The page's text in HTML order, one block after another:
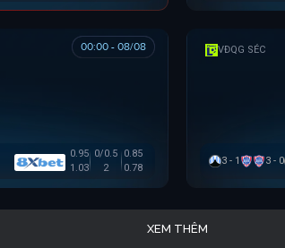
00:00 - 08/08
0.95 0/0.5
0.85
1.03
2 0.78
VĐQG SÉC
3 - 1 3 - 0
XEM THÊM